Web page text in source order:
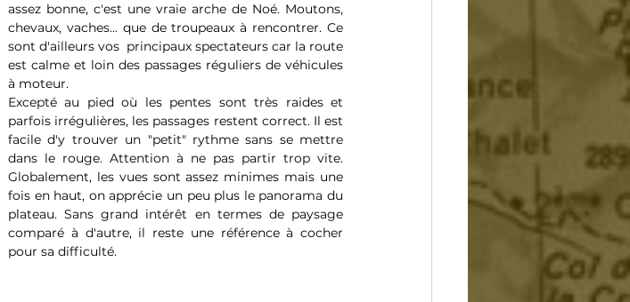
assez bonne, c'est une vraie arche de Noé. Moutons,
chevaux, vaches... que de troupeaux à rencontrer. Ce
sont d'ailleurs vos  principaux spectateurs car la route
est calme et loin des passages réguliers de véhicules
à moteur.
Excepté au pied où les pentes sont très raides et
parfois irrégulières, les passages restent correct. Il est
facile d'y trouver un "petit" rythme sans se mettre
dans le rouge. Attention à ne pas partir trop vite.
Globalement, les vues sont assez minimes mais une
fois en haut, on apprécie un peu plus le panorama du
plateau. Sans grand intérêt en termes de paysage
comparé à d'autre, il reste une référence à cocher
pour sa difficulté.